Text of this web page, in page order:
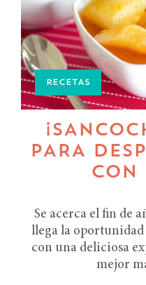
RECETAS
PARA
CON
Se acerca el fin de
llega la
con una deliciosa
mejor